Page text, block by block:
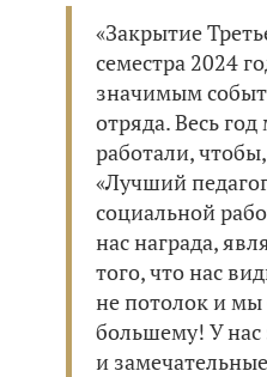
«Закрытие
семестра 2024
значимым
отряда. Весь
работали,
«Лучший
социальной
нас награда,
того, что нас
не потолок и мы
большему! У нас
и